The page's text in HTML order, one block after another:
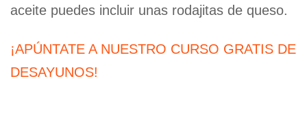
aceite puedes incluir unas rodajitas de queso.
¡APÚNTATE A NUESTRO CURSO GRATIS DE
DESAYUNOS!